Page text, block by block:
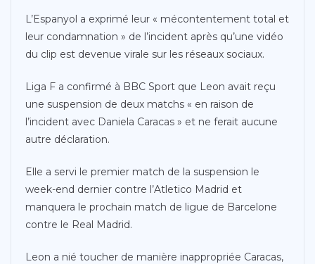
L’Espanyol a exprimé leur « mécontentement total et
leur condamnation » de l’incident après qu’une vidéo
du clip est devenue virale sur les réseaux sociaux.
Liga F a confirmé à BBC Sport que Leon avait reçu
une suspension de deux matchs « en raison de
l’incident avec Daniela Caracas » et ne ferait aucune
autre déclaration.
Elle a servi le premier match de la suspension le
week-end dernier contre l’Atletico Madrid et
manquera le prochain match de ligue de Barcelone
contre le Real Madrid.
Leon a nié toucher de manière inappropriée Caracas,